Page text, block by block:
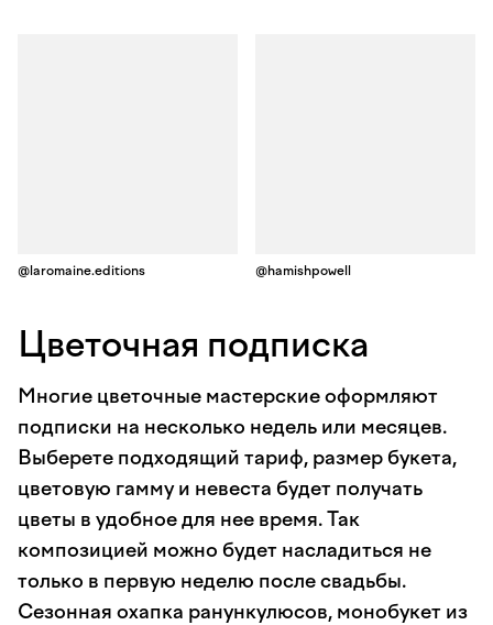
@laromaine.editions @hamishpowell
Цветочная подписка
Многие цветочные мастерские оформляют
подписки на несколько недель или месяцев.
Выберете подходящий тариф, размер букета,
цветовую гамму и невеста будет получать
цветы в удобное для нее время. Так
композицией можно будет насладиться не
только в первую неделю после свадьбы.
Сезонная охапка ранункулюсов, монобукет из